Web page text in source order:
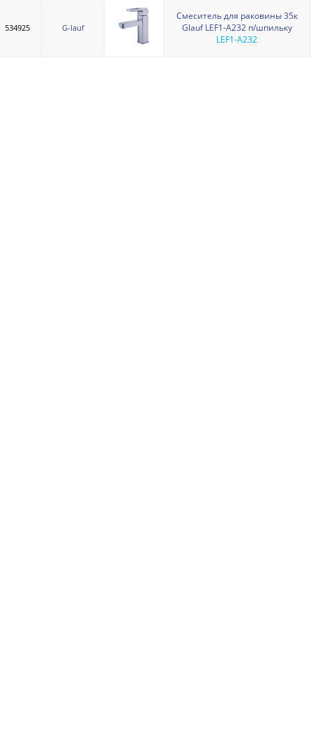
534925 G-lauf
Смеситель для раковины 35к
Glauf LEF1-A232 п/шпильку
LEF1-A232